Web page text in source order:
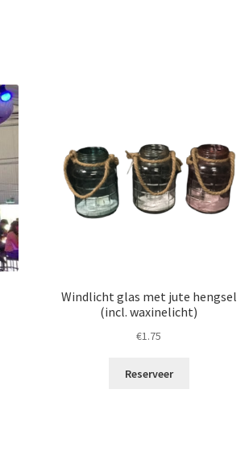
Windlicht glas met jute hengsel
(incl. waxinelicht)
€1.75
Reserveer